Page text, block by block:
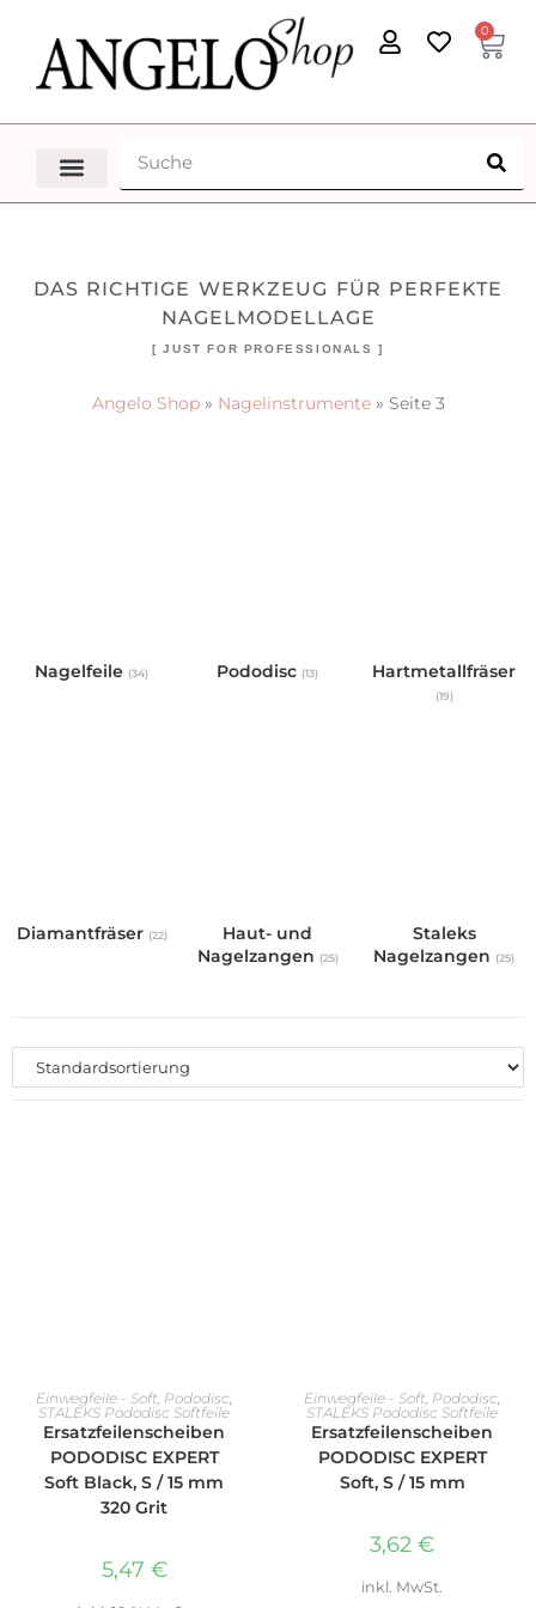
0
DAS RICHTIGE WERKZEUG FÜR PERFEKTE
NAGELMODELLAGE
[ JUST FOR PROFESSIONALS ]
Angelo Shop» Nagelinstrumente» Seite 3
Nagelfeile (34) Pododisc (13) Hartmetallfräser
(19)
Diamantfräser (22)
Haut- und
Nagelzangen (25)
Staleks
Nagelzangen (25)
IN DEN WARENKORB
Einwegfeile - Soft, Pododisc,
STALEKS Pododisc Softfeile
Ersatzfeilenscheiben
PODODISC EXPERT
Soft Black, S / 15 mm
320 Grit
5,47 €
AUSFÜHRUNG WÄHLEN
Einwegfeile - Soft, Pododisc,
STALEKS Pododisc Softfeile
Ersatzfeilenscheiben
PODODISC EXPERT
Soft, S / 15 mm
3,62 €
inkl. MwSt.